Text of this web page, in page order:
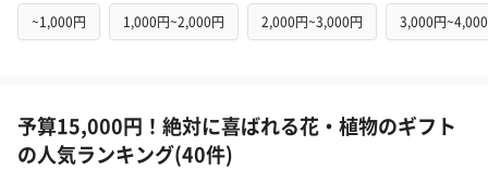
~1,000円 1,000円~2,000円 2,000円~3,000円 3,000円
予算15,000円！絶対に喜ばれる花・植物のギフト
の人気ランキング(40件)